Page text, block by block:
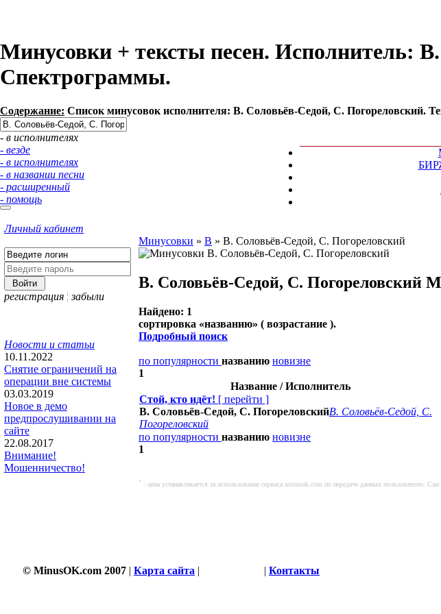
Минусовки + тексты песен. Исполнитель:
Спектрограммы.
Содержание: Список минусовок исполнителя: В. Соловьёв-Седой, С. Погореловский.
- в исполнителях
- везде
- в исполнителях
- в названии песни
- расширенный
- помощь
Личный кабинет
регистрация ¦ забыли
Новости и статьи
10.11.2022
Снятие ограничений на
операции вне системы
03.03.2019
Новое в демо
предпрослушивании на
сайте
22.08.2017
Внимание!
Мошенничество!
Минусовки » В » В. Соловьёв-Седой, С. Погореловский
В. Соловьёв-Седой, С. Погореловский
Найдено: 1
сортировка «названию» ( возрастание ).
Подробный поиск
по популярности названию новизне
1
Название / Исполнитель
Стой, кто идёт! [ перейти ]
В. Соловьёв-Седой, С. ПогореловскийВ. Соловьёв-Седой, С.
Погореловский
по популярности названию новизне
1
* - цена устанавливается за использование сервиса minusok.com по передаче данных пользователю.
© MinusOK.com 2007 | Карта сайта | | Контакты